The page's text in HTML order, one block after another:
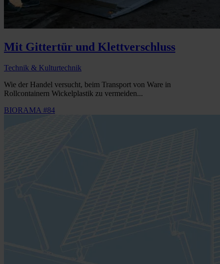
Mit Gittertür und Klettverschluss
Technik & Kulturtechnik
Wie der Handel versucht, beim Transport von Ware in
Rollcontainern Wickelplastik zu vermeiden...
BIORAMA #84